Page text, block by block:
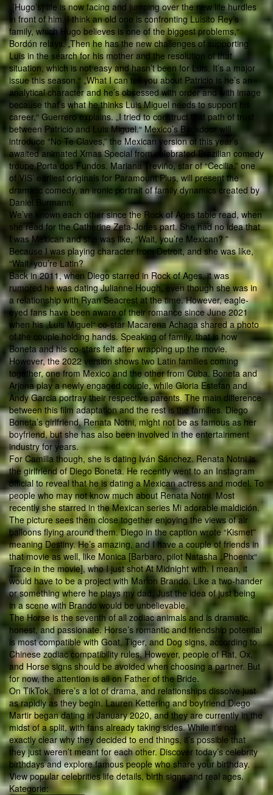
„[Hugo’s] life is now facing and jumping over the new life hurdles
in front of him. I think an old one is confronting Luisito Rey’s
family, which Hugo believes is one of the biggest problems,“
Bordón relays. „Then he has the new challenges of supporting
Luis in the search for his mother and the resolution of that
situation, which is not easy and hasn’t been for Luis. It’s a major
issue this season.“ „What I can tell you about Patricio is he’s an
analytical character and he’s obsessed with order and with image
because that’s what he thinks Luis Miguel needs to support his
career,“ Guerrero explains. „I tried to construct that path of trust
between Patricio and Luis Miguel.“ Mexico’s Backdoor will
introduce “No Te Claves,” the Mexican version of this year’s
awaited animated Xmas Special from celebrated Brazilian comedy
troupe Porta dos Fundos. Mariana Treviño, star of “Cecilia,” one
of VIS’ earliest originals for Paramount Plus, will present the
dramatic comedy, an ironic portrait of family dynamics created by
Daniel Burmann.
We’ve known each other since the Rock of Ages table read, when
she read for the Catherine Zeta-Jones part. She had no idea that
I was Mexican and she was like, “Wait, you’re Mexican? ”
Because I was playing character from Detroit, and she was like,
“Wait, you’re Latin?
Back in 2011, when Diego starred in Rock of Ages, it was
rumored he was dating Julianne Hough, even though she was in
a relationship with Ryan Seacrest at the time. However, eagle-
eyed fans have been aware of their romance since June 2021
when his „Luis Miguel“ co-star Macarena Achaga shared a photo
of the couple holding hands. Speaking of family, that is how
Boneta and his co-stars felt after wrapping up the movie.
However, the 2022 version shows two Latin families coming
together, one from Mexico and the other from Cuba. Boneta and
Arjona play a newly engaged couple, while Gloria Estefan and
Andy Garcia portray their respective parents. The main difference
between this film adaptation and the rest is the families. Diego
Boneta’s girlfriend, Renata Notni, might not be as famous as her
boyfriend, but she has also been involved in the entertainment
industry for years.
For Camilla though, she is dating Iván Sánchez. Renata Notni is
the girlfriend of Diego Boneta. He recently went to an Instagram
official to reveal that he is dating a Mexican actress and model. To
people who may not know much about Renata Notni. Most
recently she starred in the Mexican series Mi adorable maldición.
The picture sees them close together enjoying the views of air
balloons flying around them. Diego in the caption wrote “Kismet”
meaning Destiny. He’s amazing, and I have a couple of friends in
that movie as well, like Monica [Barbaro, pilot Natasha „Phoenix“
Trace in the movie], who I just shot At Midnight with. I mean, it
would have to be a project with Marlon Brando. Like a two-hander
or something where he plays my dad. Just the idea of just being
in a scene with Brando would be unbelievable.
The Horse is the seventh of all zodiac animals and is dramatic,
honest, and passionate. Horse’s romantic and friendship potential
is most compatible with Goat, Tiger, and Dog signs, according to
Chinese zodiac compatibility rules. However, people of Rat, Ox,
and Horse signs should be avoided when choosing a partner. But
for now, the attention is all on Father of the Bride.
On TikTok, there’s a lot of drama, and relationships dissolve just
as rapidly as they begin. Lauren Kettering and boyfriend Diego
Martir began dating in January 2020, and they are currently in the
midst of a split, with fans already taking sides. While it’s not
exactly clear why they decided to end things, it’s possible that
they just weren’t meant for each other. Discover today’s celebrity
birthdays and explore famous people who share your birthday.
View popular celebrities life details, birth signs and real ages.
Kategorie: